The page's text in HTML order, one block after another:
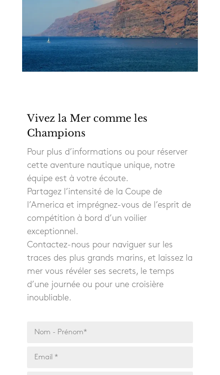
Vivez la Mer comme les
Champions
Pour plus d’informations ou pour réserver
cette aventure nautique unique, notre
équipe est à votre écoute.
Partagez l’intensité de la Coupe de
l’America et imprégnez-vous de l’esprit de
compétition à bord d’un voilier
exceptionnel.
Contactez-nous pour naviguer sur les
traces des plus grands marins, et laissez la
mer vous révéler ses secrets, le temps
d’une journée ou pour une croisière
inoubliable.